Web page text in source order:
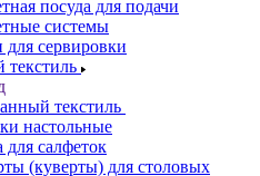
посуда для подачи
системы
сервировки
текстиль
текстиль
настольные
для салфеток
(куверты) для столовых